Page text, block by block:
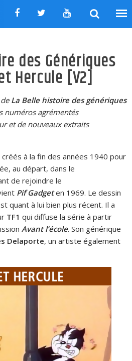
des Génériques
Hercule [V2]
La Belle histoire des génériques
numéros agrémentés
et de nouveaux extraits
à la fin des années 1940 pour
au départ, dans le
de rejoindre le
Pif Gadgeten 1969. Le dessin
quant à lui bien plus récent. Il a
TF1 qui diffuse la série à partir
Avant l’école. Son générique
Delaporte, un artiste également